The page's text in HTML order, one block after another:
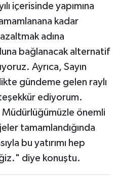
içerisinde yapımına
kadar
adına
bağlanacak alternatif
Ayrıca, Sayın
gündeme gelen raylı
ediyorum.
Müdürlüğümüzle önemli
tamamlandığında
bu yatırımı hep
diye konuştu.